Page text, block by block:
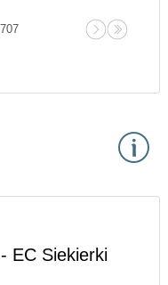
- EC Siekierki